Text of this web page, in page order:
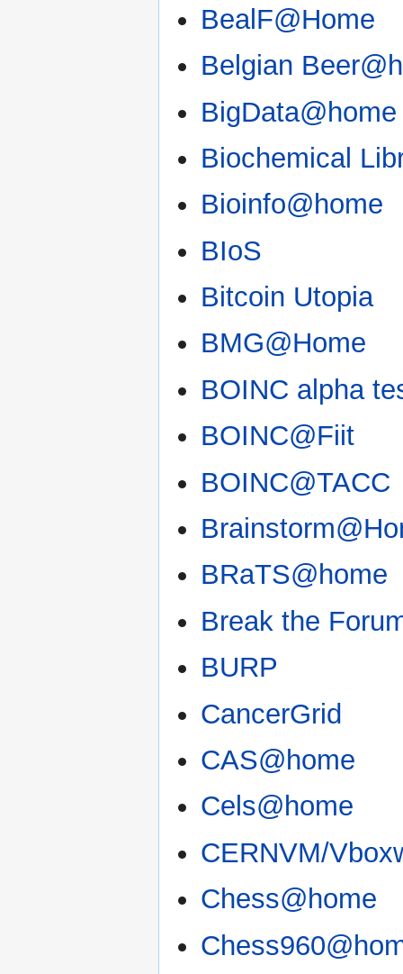
BealF@Home
Belgian
BigData@home
Biochemical
Bioinfo@home
BIoS
Bitcoin Utopia
BMG@Home
BOINC alpha
BOINC@Fiit
BOINC@TACC
BRaTS@home
Break the
BURP
CancerGrid
CAS@home
Cels@home
CERNVM/
Chess@home